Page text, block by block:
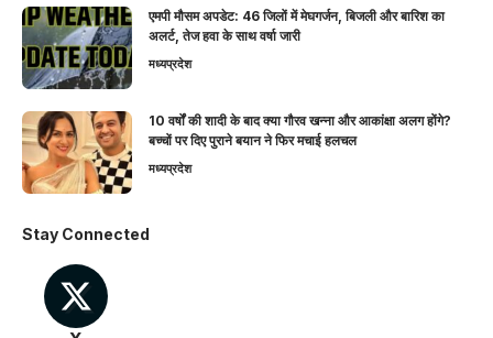
एमपी मौसम अपडेट: 46 जिलों में मेघगर्जन, बिजली और बारिश का
अलर्ट, तेज हवा के साथ वर्षा जारी
मध्यप्रदेश
10 वर्षों की शादी के बाद क्या गौरव खन्ना और आकांक्षा अलग होंगे?
बच्चों पर दिए पुराने बयान ने फिर मचाई हलचल
मध्यप्रदेश
Stay Connected